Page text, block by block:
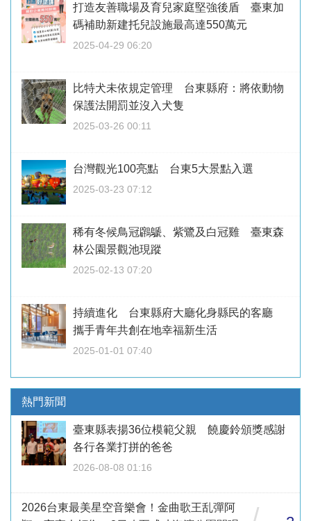
打造友善職場及育兒家庭堅強後盾 臺東加
碼補助新建托兒設施最高達550萬元
2025-04-29 06:20
比特犬未依規定管理 台東縣府：將依動物
保護法開罰並沒入犬隻
2025-03-26 00:11
台灣觀光100亮點 台東5大景點入選
2025-03-23 07:12
稀有冬候鳥冠鸊鷈、紫鷺及白冠雞 臺東森
林公園景觀池現蹤
2025-02-13 07:20
持續進化 台東縣府大廳化身縣民的客廳
攜手青年共創在地幸福新生活
2025-01-01 07:40
熱門新聞
臺東縣表揚36位模範父親 饒慶鈴頒獎感謝
各行各業打拼的爸爸
2026-08-08 01:16
2026台東最美星空音樂會！金曲歌王乱彈阿